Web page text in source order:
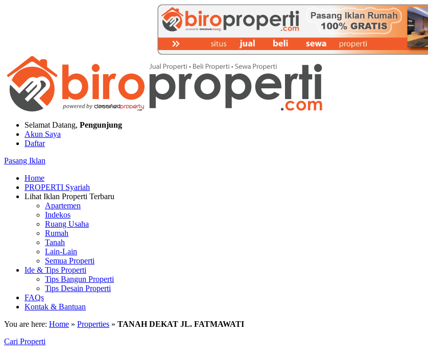
Selamat Datang, Pengunjung
Akun Saya
Daftar
Pasang Iklan
Home
PROPERTI Syariah
Lihat Iklan Properti Terbaru
Apartemen
Indekos
Ruang Usaha
Rumah
Tanah
Lain-Lain
Semua Properti
Ide & Tips Properti
Tips Bangun Properti
Tips Desain Properti
FAQs
Kontak & Bantuan
You are here: Home » Properties » TANAH DEKAT JL. FATMAWATI
Cari Properti